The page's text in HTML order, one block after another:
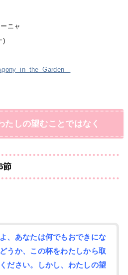
ニャ
)
しの望むことではなく
節
、あなたは何でもおできにな
うか、この杯をわたしから取
ださい。しかし、わたしの望